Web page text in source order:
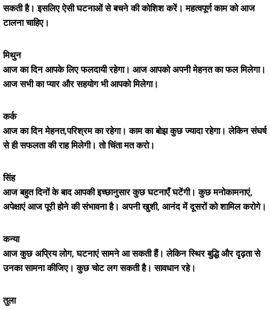
सकती है। इसलिए ऐसी घटनाओं से बचने की कोशिश करें। महत्वपूर्ण काम को आज
टालना चाहिए।
मिथुन
आज का दिन आपके लिए फलदायी रहेगा। आज आपको अपनी मेहनत का फल मिलेगा।
आज सभी का प्यार और सहयोग भी आपको मिलेगा।
कर्क
आज का दिन मेहनत,परिश्रम का रहेगा। काम का बोझ कुछ ज्यादा रहेगा। लेकिन संघर्ष
से ही सफलता की राह मिलेगी। तो चिंता मत करो।
सिंह
आज बहुत दिनों के बाद आपकी इच्छानुसार कुछ घटनाएँ घटेंगी। कुछ मनोकामनाएं,
अपेक्षाएं आज पूरी होने की संभावना है। अपनी खुशी, आनंद में दूसरों को शामिल करोगे।
कन्या
आज कुछ अप्रिय लोग, घटनाएं सामने आ सकती हैं। लेकिन स्थिर बुद्धि और दृढ़ता से
उनका सामना कीजिए। कुछ चोट लग सकती है। सावधान रहे।
तुला